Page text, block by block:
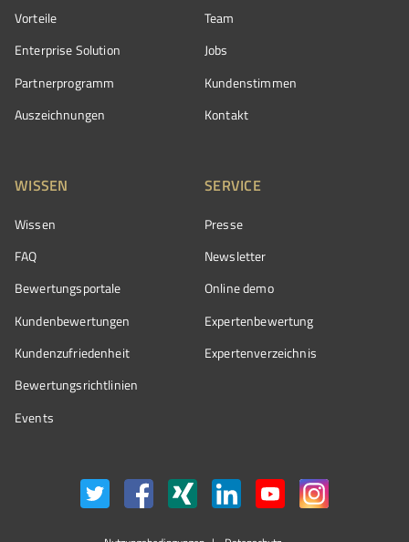
Vorteile
Enterprise Solution
Partnerprogramm
Auszeichnungen
Team
Jobs
Kundenstimmen
Kontakt
WISSEN
Wissen
FAQ
Bewertungsportale
Kundenbewertungen
Kundenzufriedenheit
Bewertungs­richtlinien
Events
SERVICE
Presse
Newsletter
Online demo
Expertenbewertung
Expertenverzeichnis